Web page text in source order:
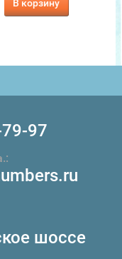
В корзину
97
шоссе